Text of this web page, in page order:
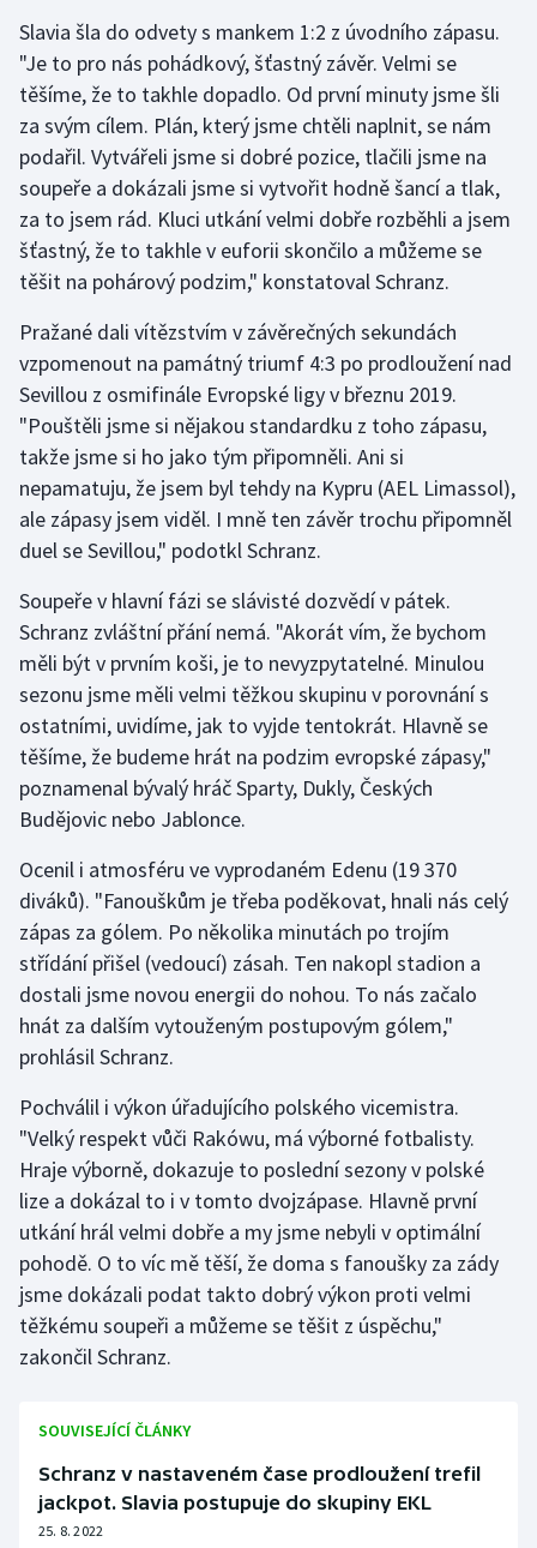
Slavia šla do odvety s mankem 1:2 z úvodního zápasu.
"Je to pro nás pohádkový, šťastný závěr. Velmi se
těšíme, že to takhle dopadlo. Od první minuty jsme šli
za svým cílem. Plán, který jsme chtěli naplnit, se nám
podařil. Vytvářeli jsme si dobré pozice, tlačili jsme na
soupeře a dokázali jsme si vytvořit hodně šancí a tlak,
za to jsem rád. Kluci utkání velmi dobře rozběhli a jsem
šťastný, že to takhle v euforii skončilo a můžeme se
těšit na pohárový podzim," konstatoval Schranz.
Pražané dali vítězstvím v závěrečných sekundách
vzpomenout na památný triumf 4:3 po prodloužení nad
Sevillou z osmifinále Evropské ligy v březnu 2019.
"Pouštěli jsme si nějakou standardku z toho zápasu,
takže jsme si ho jako tým připomněli. Ani si
nepamatuju, že jsem byl tehdy na Kypru (AEL Limassol),
ale zápasy jsem viděl. I mně ten závěr trochu připomněl
duel se Sevillou," podotkl Schranz.
Soupeře v hlavní fázi se slávisté dozvědí v pátek.
Schranz zvláštní přání nemá. "Akorát vím, že bychom
měli být v prvním koši, je to nevyzpytatelné. Minulou
sezonu jsme měli velmi těžkou skupinu v porovnání s
ostatními, uvidíme, jak to vyjde tentokrát. Hlavně se
těšíme, že budeme hrát na podzim evropské zápasy,"
poznamenal bývalý hráč Sparty, Dukly, Českých
Budějovic nebo Jablonce.
Ocenil i atmosféru ve vyprodaném Edenu (19 370
diváků). "Fanouškům je třeba poděkovat, hnali nás celý
zápas za gólem. Po několika minutách po trojím
střídání přišel (vedoucí) zásah. Ten nakopl stadion a
dostali jsme novou energii do nohou. To nás začalo
hnát za dalším vytouženým postupovým gólem,"
prohlásil Schranz.
Pochválil i výkon úřadujícího polského vicemistra.
"Velký respekt vůči Rakówu, má výborné fotbalisty.
Hraje výborně, dokazuje to poslední sezony v polské
lize a dokázal to i v tomto dvojzápase. Hlavně první
utkání hrál velmi dobře a my jsme nebyli v optimální
pohodě. O to víc mě těší, že doma s fanoušky za zády
jsme dokázali podat takto dobrý výkon proti velmi
těžkému soupeři a můžeme se těšit z úspěchu,"
zakončil Schranz.
SOUVISEJÍCÍ ČLÁNKY
Schranz v nastaveném čase prodloužení trefil
jackpot. Slavia postupuje do skupiny EKL
25. 8. 2022